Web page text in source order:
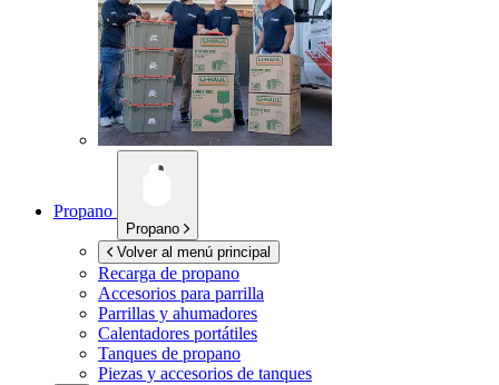
Propano
Propano
Volver al menú principal
Recarga de propano
Accesorios para parrilla
Parrillas y ahumadores
Calentadores portátiles
Tanques de propano
Piezas y accesorios de tanques